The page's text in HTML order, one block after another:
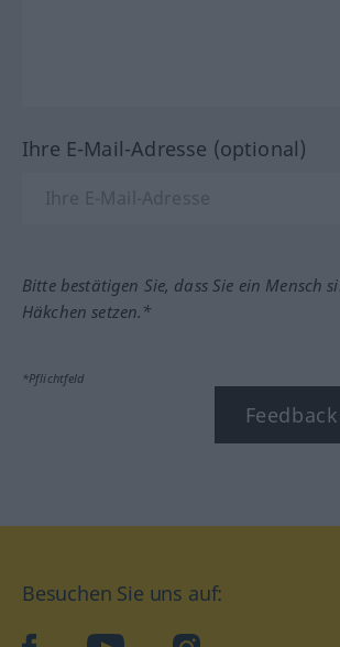
Ihre E-Mail-Adresse (optional)
Bitte bestätigen Sie, dass Sie ein Mensch
Häkchen setzen.*
*Pflichtfeld
Besuchen Sie uns auf: